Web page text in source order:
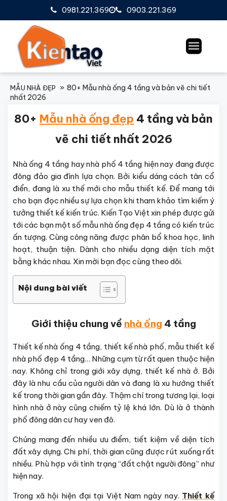
0903.221.369
0981.221.369
MẪU NHÀ ĐẸP
80+ Mẫu nhà ống 4 tầng và bản vẽ chi tiết
nhất 2026
80+ Mẫu nhà ống đẹp 4 tầng và bản
vẽ chi tiết nhất 2026
Nhà ống 4 tầng haynhà phố 4 tầng hiện nay đang được
đông đảo gia đình lựa chọn. Bởi kiểu dáng cách tân cổ
điển, đang là xu thế mới cho mẫu thiết kế. Để mang tới
cho bạn đọc nhiều sự lựa chọn khi tham khảo tìm kiếm ý
tưởng thiết kế kiến trúc. Kiến Tạo Việt xin phép được gửi
tới các bạn một số mẫu nhà ống đẹp 4 tầng có kiến trúc
ấn tượng. Cùng công năng được phân bổ khoa học, linh
hoạt, thuận tiện. Dành cho nhiều dạng diện tích mặt
bằng khác nhau. Xin mời bạn đọc cùng theo dõi.
Nội dung bài viết
Giới thiệu chung về nhà ống 4 tầng
Thiết kế nhà ống 4 tầng, thiết kế nhà phố, mẫu thiết kế
nhà phố đẹp 4 tầng… Những cụm từ rất quen thuộc hiện
nay. Không chỉ trong giới xây dựng, thiết kế nhà ở. Bởi
đây là nhu cầu của người dân và đang là xu hướng thiết
kế trong thời gian gần đây. Thậm chí trong tương lại, loại
hình nhà ở này cũng chiếm tỷ lệ khá lớn. Dù là ở thành
phố đông dân cư hay ven đô.
Chúng mang đến nhiều ưu điểm, tiết kiệm về diện tích
đất xây dựng. Chi phí, thời gian cũng được rút xuống rất
nhiều. Phù hợp với tình trạng “đất chật người đông” như
hiện nay.
Trong xã hội hiện đại tại Việt Nam ngày nay. Thiết kế